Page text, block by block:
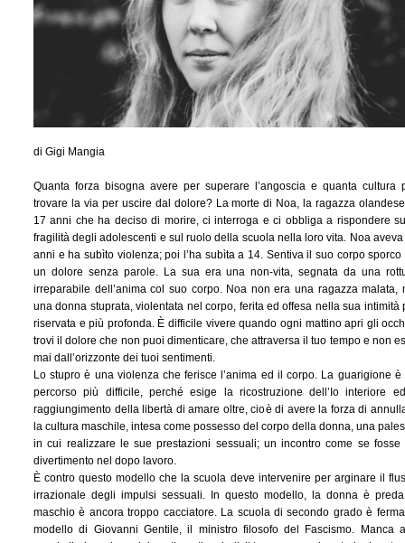
di Gigi Mangia
Quanta forza bisogna avere per superare l’angoscia e quanta cultura
trovare la via per uscire dal dolore? La morte di Noa, la ragazza
17 anni che ha deciso di morire, ci interroga e ci obbliga a rispondere
fragilità degli adolescenti e sul ruolo della scuola nella loro vita. Noa aveva
anni e ha subìto violenza; poi l’ha subìta a 14. Sentiva il suo corpo sporco
un dolore senza parole. La sua era una non-vita, segnata da una
irreparabile dell’anima col suo corpo. Noa non era una ragazza malata,
una donna stuprata, violentata nel corpo, ferita ed offesa nella sua intimità
riservata e più profonda. È difficile vivere quando ogni mattino apri gli
trovi il dolore che non puoi dimenticare, che attraversa il tuo tempo e non
mai dall’orizzonte dei tuoi sentimenti.
Lo stupro è una violenza che ferisce l’anima ed il corpo. La guarigione è
percorso più difficile, perché esige la ricostruzione dell’Io interiore
raggiungimento della libertà di amare oltre, cioè di avere la forza di
la cultura maschile, intesa come possesso del corpo della donna, una
in cui realizzare le sue prestazioni sessuali; un incontro come se fosse
divertimento nel dopo lavoro.
È contro questo modello che la scuola deve intervenire per arginare il
irrazionale degli impulsi sessuali. In questo modello, la donna è
maschio è ancora troppo cacciatore. La scuola di secondo grado è
modello di Giovanni Gentile, il ministro filosofo del Fascismo. Manca